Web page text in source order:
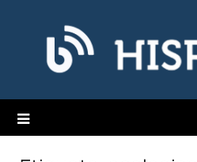
contenido
Hispamicro Blog